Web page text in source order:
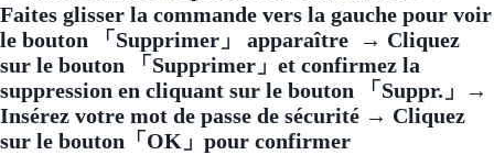
Faites glisser la commande vers la gauche pour voir
le bouton 「Supprimer」 apparaître → Cliquez
sur le bouton 「Supprimer」et confirmez la
suppression en cliquant sur le bouton 「Suppr.」→
Insérez votre mot de passe de sécurité → Cliquez
sur le bouton「OK」pour confirmer